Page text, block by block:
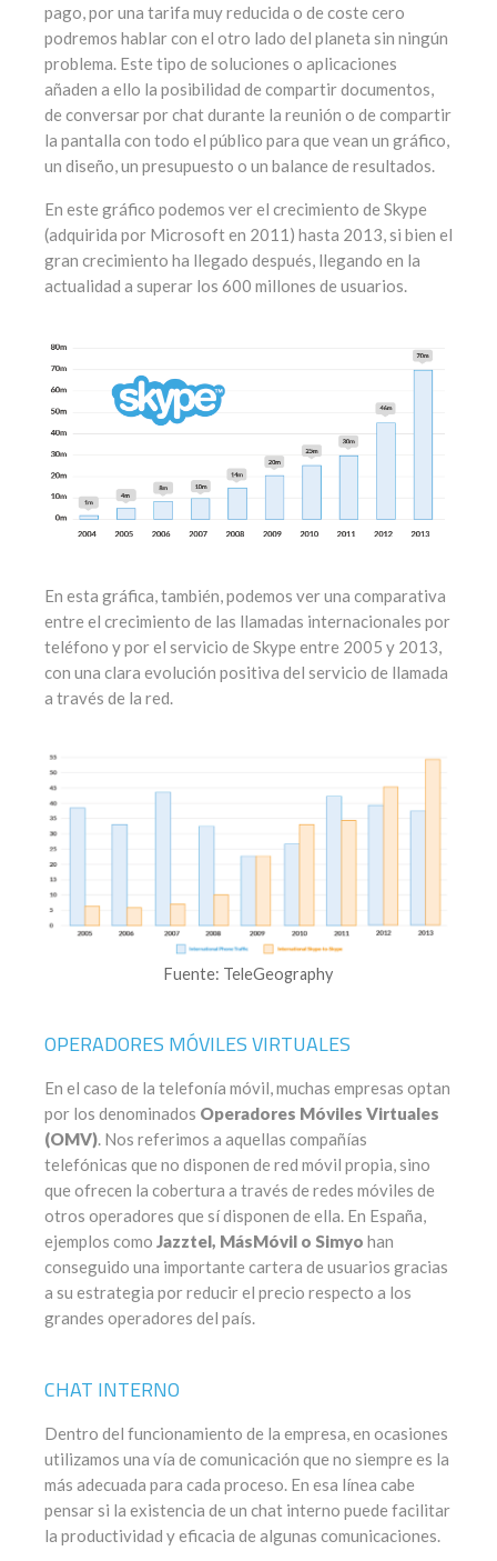
pago, por una tarifa muy reducida o de coste cero
podremos hablar con el otro lado del planeta sin ningún
problema. Este tipo de soluciones o aplicaciones
añaden a ello la posibilidad de compartir documentos,
de conversar por chat durante la reunión o de compartir
la pantalla con todo el público para que vean un gráfico,
un diseño, un presupuesto o un balance de resultados.
En este gráfico podemos ver el crecimiento de Skype
(adquirida por Microsoft en 2011) hasta 2013, si bien el
gran crecimiento ha llegado después, llegando en la
actualidad a superar los 600 millones de usuarios.
En esta gráfica, también, podemos ver una comparativa
entre el crecimiento de las llamadas internacionales por
teléfono y por el servicio de Skype entre 2005 y 2013,
con una clara evolución positiva del servicio de llamada
a través de la red.
Fuente: TeleGeography
OPERADORES MÓVILES VIRTUALES
En el caso de la telefonía móvil, muchas empresas optan
por los denominados Operadores Móviles Virtuales
(OMV). Nos referimos a aquellas compañías
telefónicas que no disponen de red móvil propia, sino
que ofrecen la cobertura a través de redes móviles de
otros operadores que sí disponen de ella. En España,
ejemplos como Jazztel, MásMóvil o Simyo han
conseguido una importante cartera de usuarios gracias
a su estrategia por reducir el precio respecto a los
grandes operadores del país.
CHAT INTERNO
Dentro del funcionamiento de la empresa, en ocasiones
utilizamos una vía de comunicación que no siempre es la
más adecuada para cada proceso. En esa línea cabe
pensar si la existencia de un chat interno puede facilitar
la productividad y eficacia de algunas comunicaciones.